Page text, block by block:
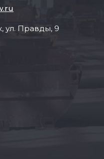
ул. Правды, 9